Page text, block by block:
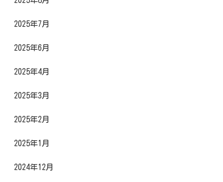
2025年7月
2025年6月
2025年4月
2025年3月
2025年2月
2025年1月
2024年12月